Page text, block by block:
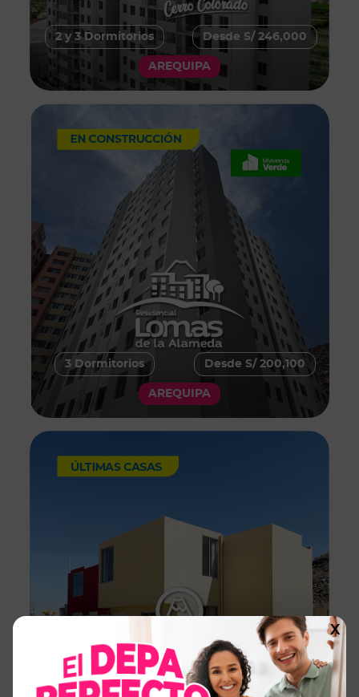
2 y 3 Dormitorios Desde S/ 246,000
AREQUIPA
3 Dormitorios Desde S/ 200,100
AREQUIPA
2 y 3 Dormitorios Desde S/ 151,700
X